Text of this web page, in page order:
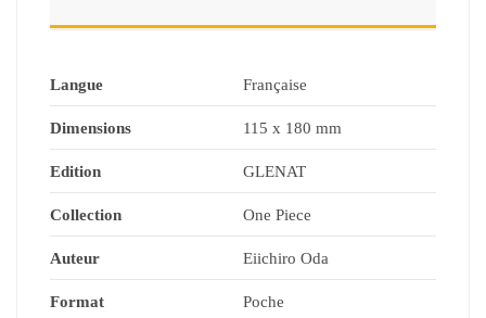
Langue Française
Dimensions 115 x 180 mm
Edition GLENAT
Collection One Piece
Auteur Eiichiro Oda
Format Poche